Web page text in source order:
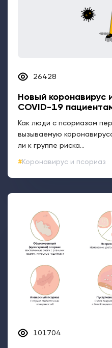
26428
Новый коронавирус
COVID-19
Как люди с псориазом
вызываемую
ли к группе риска...
Коронавирус и псориаз
101704